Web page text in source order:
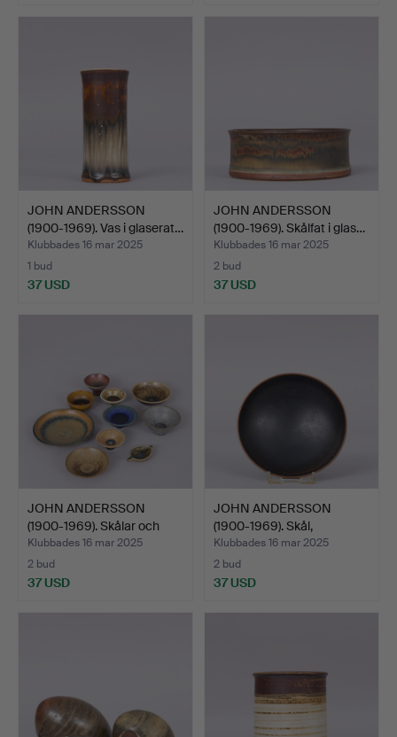
JOHN ANDERSSON
(1900-1969). Vas i glaserat…
Klubbades 16 mar 2025
1 bud
37 USD
JOHN ANDERSSON
(1900-1969). Skålfat i glas…
Klubbades 16 mar 2025
2 bud
37 USD
JOHN ANDERSSON
(1900-1969). Skålar och
fat…
Klubbades 16 mar 2025
2 bud
37 USD
JOHN ANDERSSON
(1900-1969). Skål,
stengods…
Klubbades 16 mar 2025
2 bud
37 USD